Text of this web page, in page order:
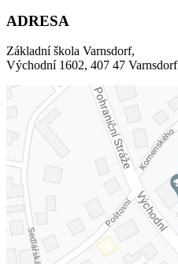
ADRESA
Základní škola Varnsdorf,
Východní 1602, 407 47 Varnsdorf